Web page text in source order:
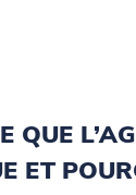
QUE
ET